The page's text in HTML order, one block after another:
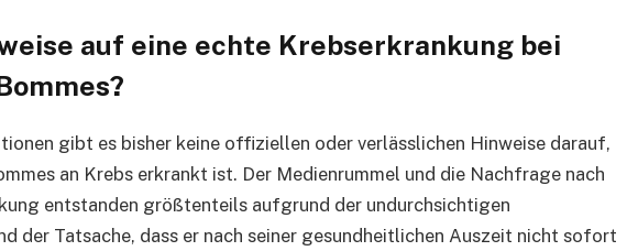
auf eine echte Krebserkrankung bei
gibt es bisher keine offiziellen oder verlässlichen Hinweise darauf,
an Krebs erkrankt ist. Der Medienrummel und die Nachfrage nach
entstanden größtenteils aufgrund der undurchsichtigen
der Tatsache, dass er nach seiner gesundheitlichen Auszeit nicht sofort